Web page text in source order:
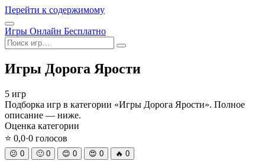
Перейти к содержимому
Открыть
меню
Игры Онлайн Бесплатно
Поиск
Игры Дорога Ярости
5 игр
Подборка игр в категории «Игры Дорога Ярости». Полное
описание — ниже.
Оценка категории
⭐ 0,0·0 голосов
😕 0 🙂 0 😊 0 😍 0 🔥 0